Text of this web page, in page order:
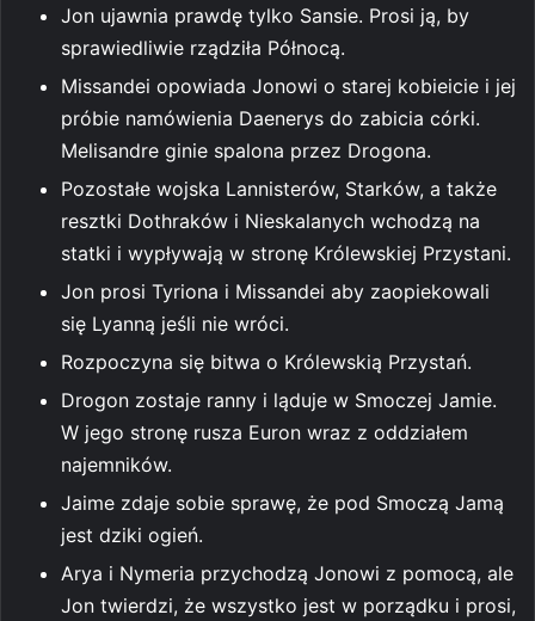
Jon ujawnia prawdę tylko Sansie. Prosi ją, by
sprawiedliwie rządziła Północą.
Missandei opowiada Jonowi o starej kobieicie i jej
próbie namówienia Daenerys do zabicia córki.
Melisandre ginie spalona przez Drogona.
Pozostałe wojska Lannisterów, Starków, a także
resztki Dothraków i Nieskalanych wchodzą na
statki i wypływają w stronę Królewskiej Przystani.
Jon prosi Tyriona i Missandei aby zaopiekowali
się Lyanną jeśli nie wróci.
Rozpoczyna się bitwa o Królewskią Przystań.
Drogon zostaje ranny i ląduje w Smoczej Jamie.
W jego stronę rusza Euron wraz z oddziałem
najemników.
Jaime zdaje sobie sprawę, że pod Smoczą Jamą
jest dziki ogień.
Arya i Nymeria przychodzą Jonowi z pomocą, ale
Jon twierdzi, że wszystko jest w porządku i prosi,